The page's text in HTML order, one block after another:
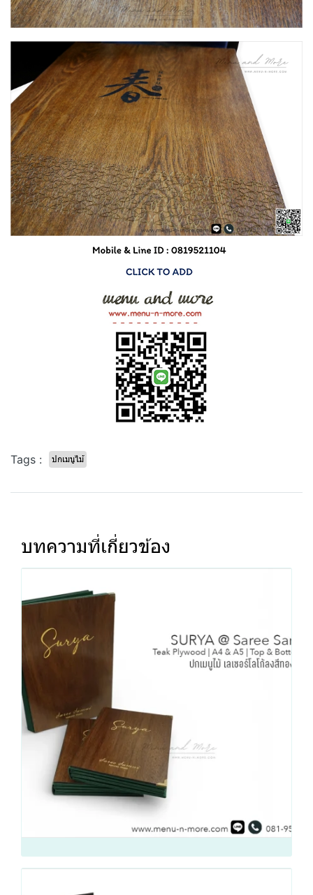
Tags : ปกเมนูไม้
บทความที่เกี่ยวข้อง